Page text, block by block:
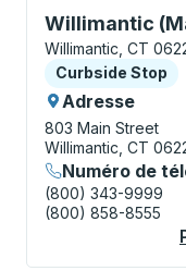
Willimantic
Curbside Stop,
Willimantic, CT
Curbside Stop
Curbside Stop
Adresse
803 Main Street
Willimantic, CT
Numéro de
(800) 343-9999
(800) 858-8555